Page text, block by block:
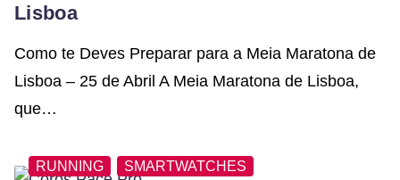
Lisboa
Como te Deves Preparar para a Meia Maratona de
Lisboa – 25 de Abril A Meia Maratona de Lisboa,
que…
RUNNING SMARTWATCHES